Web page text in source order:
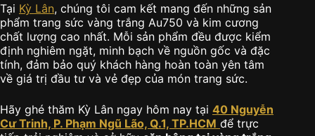
Tại Kỳ Lân, chúng tôi cam kết mang đến những sản
phẩm trang sức vàng trắng Au750 và kim cương
chất lượng cao nhất. Mỗi sản phẩm đều được kiểm
định nghiêm ngặt, minh bạch về nguồn gốc và đặc
tính, đảm bảo quý khách hàng hoàn toàn yên tâm
về giá trị đầu tư và vẻ đẹp của món trang sức.
Hãy ghé thăm Kỳ Lân ngay hôm nay tại 40 Nguyễn
Cư Trinh, P. Phạm Ngũ Lão, Q.1, TP.HCM để trực